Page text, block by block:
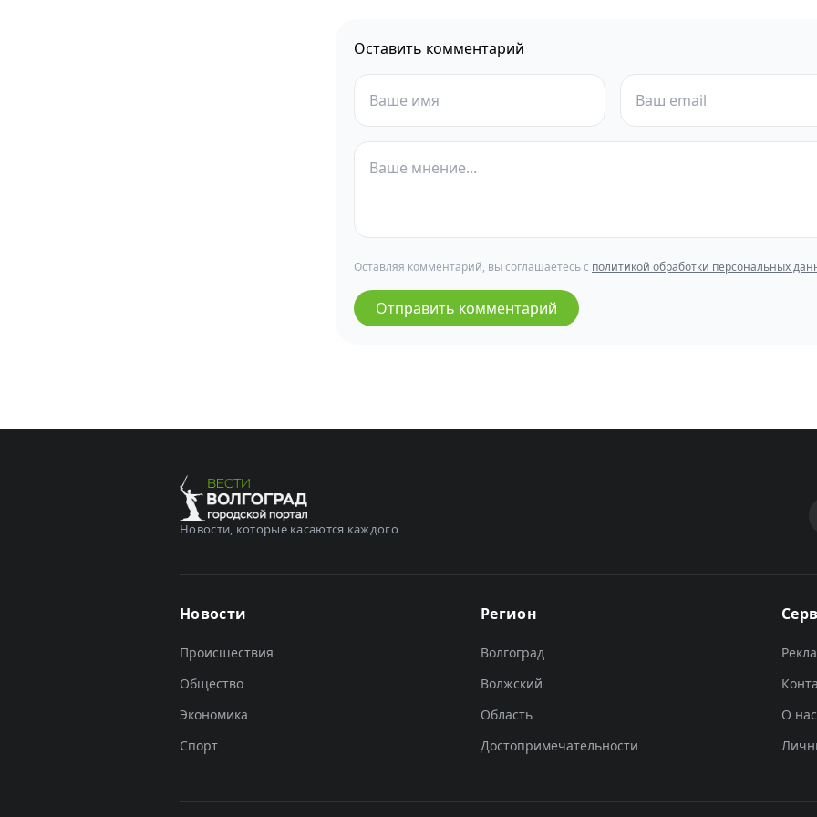
Оставить комментарий
Оставляя комментарий, вы соглашаетесь с политикой обработки персональных
Отправить комментарий
Новости, которые касаются каждого
Новости
Происшествия
Общество
Экономика
Спорт
Регион
Волгоград
Волжский
Область
Достопримечательности
О нас